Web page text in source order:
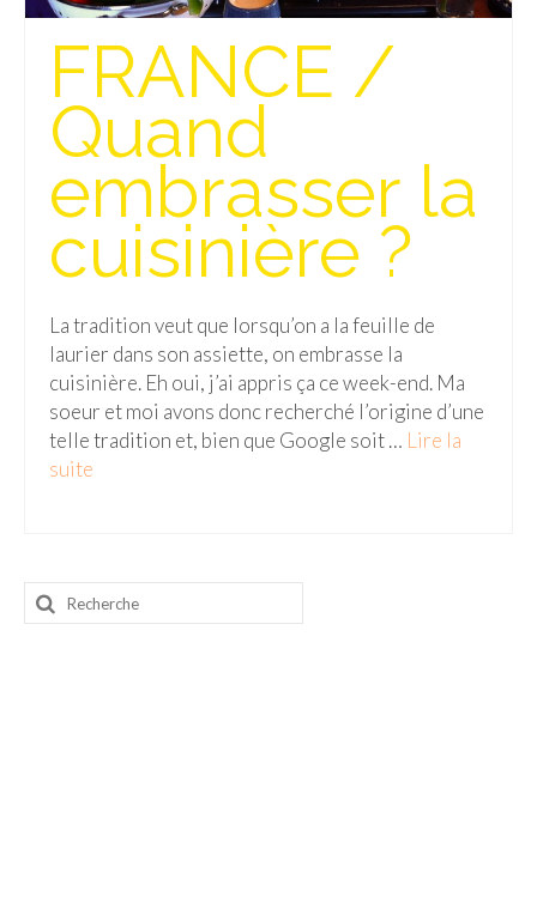
Lac Titicaca
Salar d’Uyuni
Sucre
Chili
Paraguay
Pérou
Lac Titicaca
Machu Picchu
Guilin & Yangshuo
FRANCE /
Quand
embrasser la
cuisinière ?
La tradition veut que lorsqu’on a la feuille de
laurier dans son assiette, on embrasse la
cuisinière. Eh oui, j’ai appris ça ce week-end. Ma
soeur et moi avons donc recherché l’origine d’une
telle tradition et, bien que Google soit … Lire la
suite­­
Rechercher
: